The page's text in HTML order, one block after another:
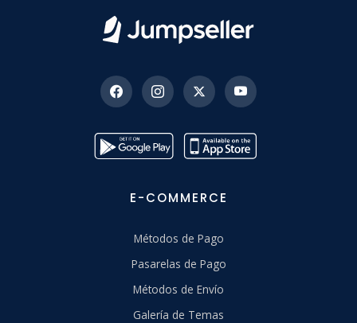
E-COMMERCE
Métodos de Pago
Pasarelas de Pago
Métodos de Envío
Galería de Temas